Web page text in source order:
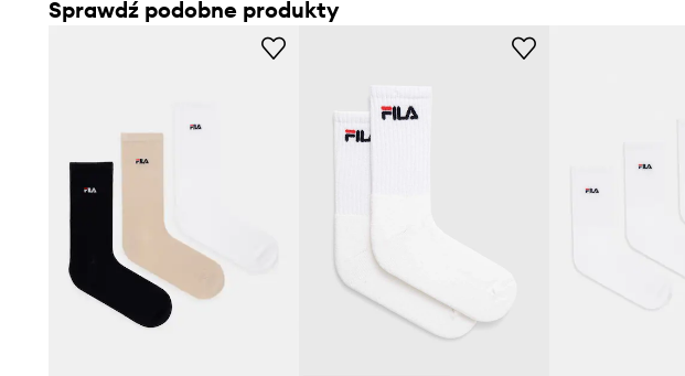
Sprawdź podobne produkty